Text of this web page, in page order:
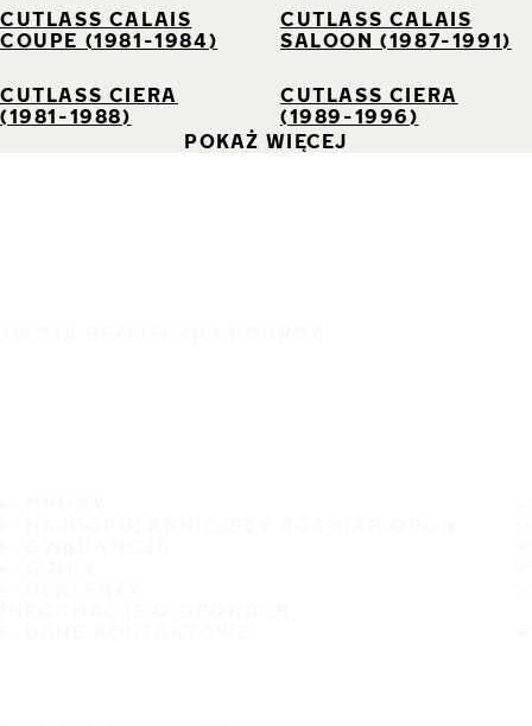
CUTLASS CALAIS
COUPE (1981-1984)
CUTLASS CALAIS
SALOON (1987-1991)
CUTLASS CIERA
(1981-1988)
CUTLASS CIERA
(1989-1996)
POKAŻ WIĘCEJ